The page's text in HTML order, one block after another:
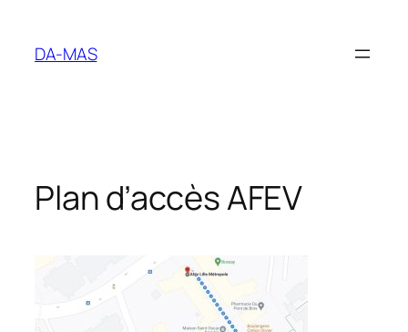
contenu
DA-MAS
Plan d’accès AFEV